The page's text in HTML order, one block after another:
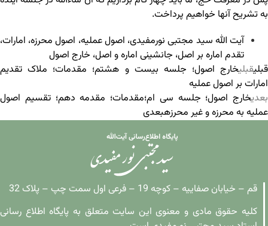
به تشریح آنها خواهیم پرداخت.
آیت الله سید مجتبی نورمفیدی، اصول عملیه، اصول محرزه، امارات،
تقدم اماره بر اصل، جانشینی اماره و اصل، خارج اصول
قبلیقبلیخارج اصول؛ جلسه بیست و هشتم؛ مقدمات؛ ملاک تقدیم
امارات بر اصول عملیه
بعدیخارج اصول؛ جلسه سی ام؛مقدمات؛ مقدمه دهم؛ تقسیم اصول
عملیه به محرزه و غیر محرزهبعدی
قم – خیابان صفاییه – کوچه 19 – فرعی اول سمت چپ – پلاک 32
کلیه حقوق مادی و معنوی این سایت متعلق به پایگاه اطلاع رسانی